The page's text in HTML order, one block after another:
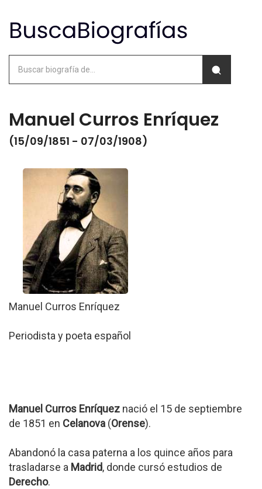
Manuel Curros Enríquez
(15/09/1851 - 07/03/1908)
Manuel Curros Enríquez
Periodista y poeta español
Manuel Curros Enríquez nació el 15 de septiembre
de 1851 en Celanova (Orense).
Abandonó la casa paterna a los quince años para
trasladarse a Madrid, donde cursó estudios de
Derecho.